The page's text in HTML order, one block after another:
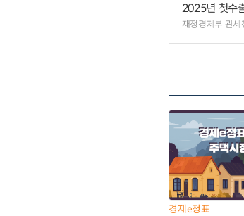
2025년 첫수
재정경제부 관
경제e정표